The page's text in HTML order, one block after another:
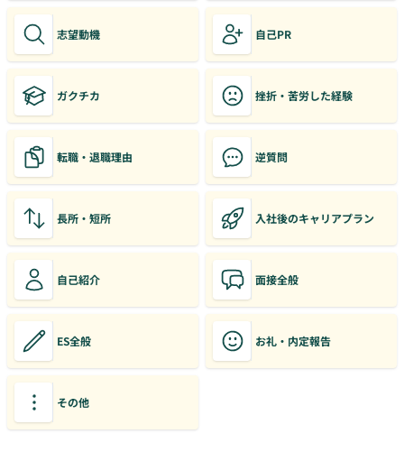
志望動機 自己PR
ガクチカ 挫折・苦労した経験
転職・退職理由 逆質問
長所・短所 入社後のキャリアプラン
自己紹介 面接全般
ES全般 お礼・内定報告
その他